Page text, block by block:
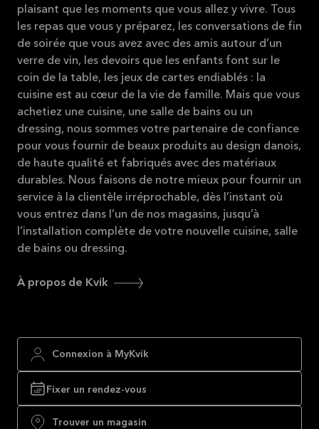
plaisant que les moments que vous allez y vivre. Tous
les repas que vous y préparez, les conversations de fin
de soirée que vous avez avec des amis autour d’un
verre de vin, les devoirs que les enfants font sur le
coin de la table, les jeux de cartes endiablés : la
cuisine est au cœur de la vie de famille. Mais que vous
achetiez une cuisine, une salle de bains ou un
dressing, nous sommes votre partenaire de confiance
pour vous fournir de beaux produits au design danois,
de haute qualité et fabriqués avec des matériaux
durables. Nous faisons de notre mieux pour fournir un
service à la clientèle irréprochable, dès l’instant où
vous entrez dans l’un de nos magasins, jusqu’à
l’installation complète de votre nouvelle cuisine, salle
de bains ou dressing.
À propos de Kvik
Connexion à MyKvik
Fixer un rendez-vous
Trouver un magasin